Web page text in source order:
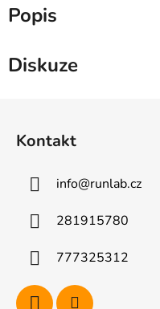
Popis
Diskuze
Kontakt
info@runlab.cz
281915780
777325312